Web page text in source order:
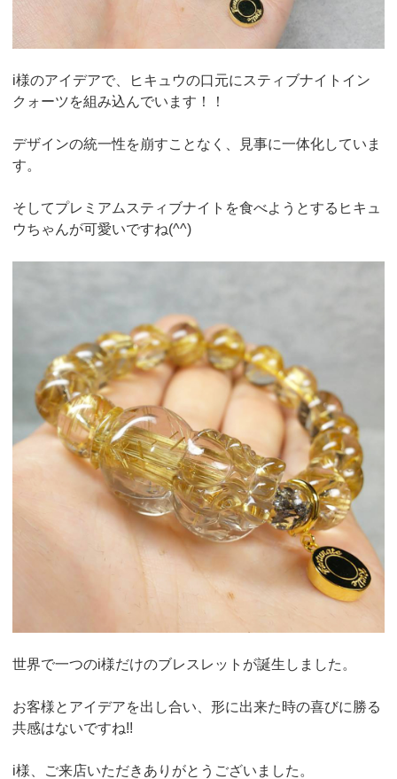
i様のアイデアで、ヒキュウの口元にスティブナイトイン
クォーツを組み込んでいます！！
デザインの統一性を崩すことなく、見事に一体化していま
す。
そしてプレミアムスティブナイトを食べようとするヒキュ
ウちゃんが可愛いですね(^^)
世界で一つのi様だけのブレスレットが誕生しました。
お客様とアイデアを出し合い、形に出来た時の喜びに勝る
共感はないですね!!
i様、ご来店いただきありがとうございました。